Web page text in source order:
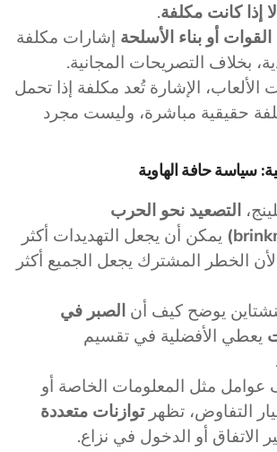
إذا كانت مكلفة.
أو بناء الأسلحة إشارات مكلفة
بخلاف التصريحات المجانية.
الإشارة تُعد مكلفة إذا تحمل
حقيقية مباشرة، وليست مجرد
سياسة حافة الهاوية
التصعيد نحو الحرب
يمكن أن يجعل التهديدات أكثر
الخطر المشترك يجعل الجميع أكثر
يوضح كيف أنالصبر في
يعطي الأفضلية في تقسيم
مثل المعلومات الخاصة أو
التفاوض، تظهرتوازنات متعددة
الاتفاق أو الدخول في نزاع.